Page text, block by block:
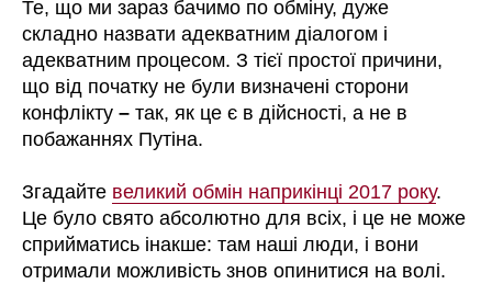
Те, що ми зараз бачимо по обміну, дуже
складно назвати адекватним діалогом і
адекватним процесом. З тієї простої причини,
що від початку не були визначені сторони
конфлікту– так, як це є в дійсності, а не в
побажаннях Путіна.
Згадайте великий обмін наприкінці 2017 року.
Це було свято абсолютно для всіх, і це не може
сприйматись інакше: там наші люди, і вони
отримали можливість знов опинитися на волі.